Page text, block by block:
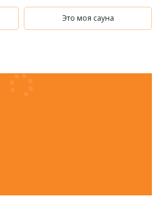
Это моя сауна